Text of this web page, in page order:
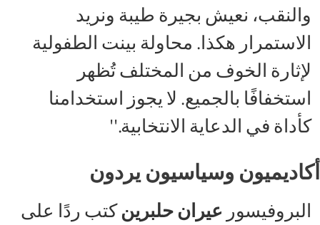
والنقب، نعيش بجيرة طيبة ونريد
الاستمرار هكذا. محاولة بينت الطفولية
لإثارة الخوف من المختلف تُظهر
استخفافًا بالجميع. لا يجوز استخدامنا
كأداة في الدعاية الانتخابية.''
أكاديميون وسياسيون يردون
البروفيسور عيران حلبرينكتب ردًا على